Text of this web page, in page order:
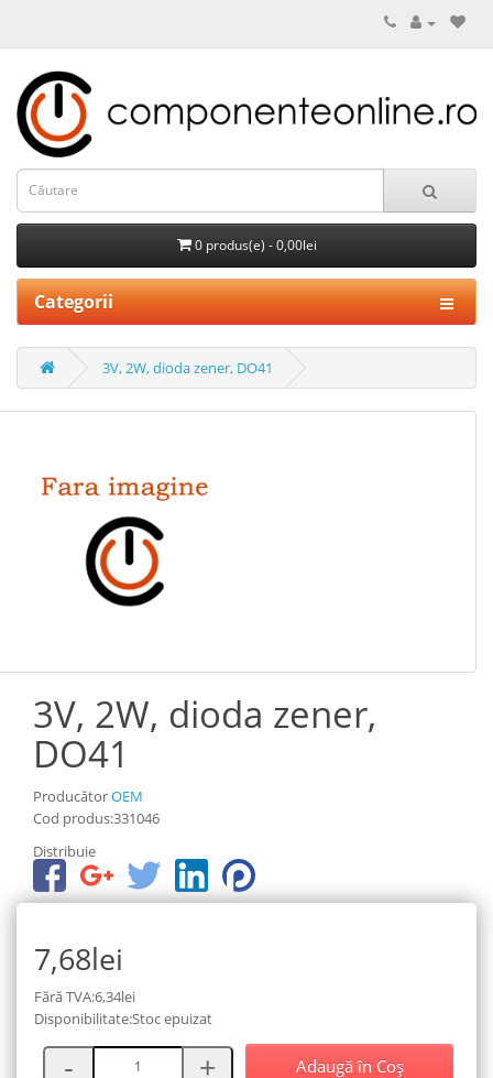
0 produs(e) - 0,00lei
Categorii
3V, 2W, dioda zener, DO41
3V, 2W, dioda zener,
DO41
ProducătorOEM
Cod produs:331046
Distribuie
7,68lei
Fără TVA:6,34lei
Disponibilitate:Stoc epuizat
Adaugă în Coş